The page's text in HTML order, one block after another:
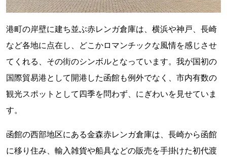
港町の岸壁に建ち並ぶ赤レンガ倉庫は、横浜や神戸、長崎
など各地に点在し、どこかロマンチックな風情を感じさせ
てくれる、その街のシンボルとなっています。我が国初の
国際貿易港として開港した函館も例外でなく、市内有数の
観光スポットとして四季を問わず、にぎわいを見せていま
す。
函館の西部地区にある金森赤レンガ倉庫は、長崎から函館
に移り住み、輸入雑貨や船具などの販売を手掛けた初代渡